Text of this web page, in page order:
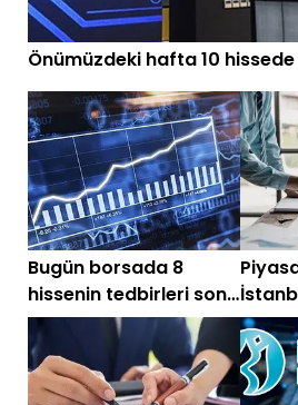
Önümüzdeki hafta 10
Bugün borsada 8
hissenin tedbirleri sona
erdi!